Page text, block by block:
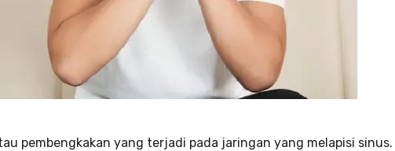
pembengkakan yang terjadi pada jaringan yang melapisi sinus.